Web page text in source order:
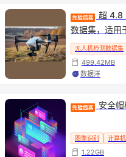
超 4.8
数据集，适用
助力精准目标
无人机检测数据集
499.42MB
数据洋
安全
图像识别 计算
1.22GB